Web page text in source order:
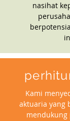
nasihat
Kami
aktuaria yang
mendukung